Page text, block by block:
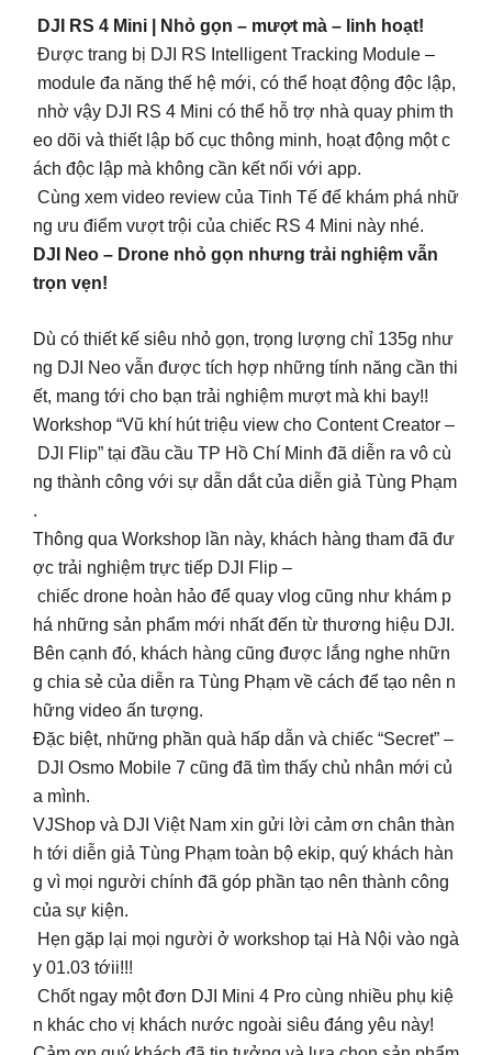
DJI RS 4 Mini | Nhỏ gọn – mượt mà – linh hoạt!
Được trang bị DJI RS Intelligent Tracking Module –
module đa năng thế hệ mới, có thể hoạt động độc lập,
nhờ vậy DJI RS 4 Mini có thể hỗ trợ nhà quay phim th
eo dõi và thiết lập bố cục thông minh, hoạt động một c
ách độc lập mà không cần kết nối với app.
Cùng xem video review của Tinh Tế để khám phá nhữ
ng ưu điểm vượt trội của chiếc RS 4 Mini này nhé.
DJI Neo – Drone nhỏ gọn nhưng trải nghiệm vẫn
trọn vẹn!
Dù có thiết kế siêu nhỏ gọn, trọng lượng chỉ 135g như
ng DJI Neo vẫn được tích hợp những tính năng cần thi
ết, mang tới cho bạn trải nghiệm mượt mà khi bay!!
Workshop “Vũ khí hút triệu view cho Content Creator –
DJI Flip” tại đầu cầu TP Hồ Chí Minh đã diễn ra vô cù
ng thành công với sự dẫn dắt của diễn giả Tùng Phạm
.
Thông qua Workshop lần này, khách hàng tham đã đư
ợc trải nghiệm trực tiếp DJI Flip –
chiếc drone hoàn hảo để quay vlog cũng như khám p
há những sản phẩm mới nhất đến từ thương hiệu DJI.
Bên cạnh đó, khách hàng cũng được lắng nghe nhữn
g chia sẻ của diễn ra Tùng Phạm về cách để tạo nên n
hững video ấn tượng.
Đặc biệt, những phần quà hấp dẫn và chiếc “Secret” –
DJI Osmo Mobile 7 cũng đã tìm thấy chủ nhân mới củ
a mình.
VJShop và DJI Việt Nam xin gửi lời cảm ơn chân thàn
h tới diễn giả Tùng Phạm toàn bộ ekip, quý khách hàn
g vì mọi người chính đã góp phần tạo nên thành công
của sự kiện.
Hẹn gặp lại mọi người ở workshop tại Hà Nội vào ngà
y 01.03 tớii!!!
Chốt ngay một đơn DJI Mini 4 Pro cùng nhiều phụ kiệ
n khác cho vị khách nước ngoài siêu đáng yêu này!